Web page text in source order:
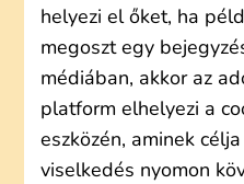
helyezi el őket, ha
megoszt egy
médiában, akkor az
platform elhelyezi a
eszközén, aminek
viselkedés nyomon